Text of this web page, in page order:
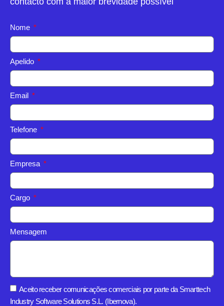
Nome
Apelido
Email
Telefone
Empresa
Cargo
Mensagem
Aceito receber comunicações comerciais por parte da Smarttech
Industry Software Solutions S.L. (Ibernova).